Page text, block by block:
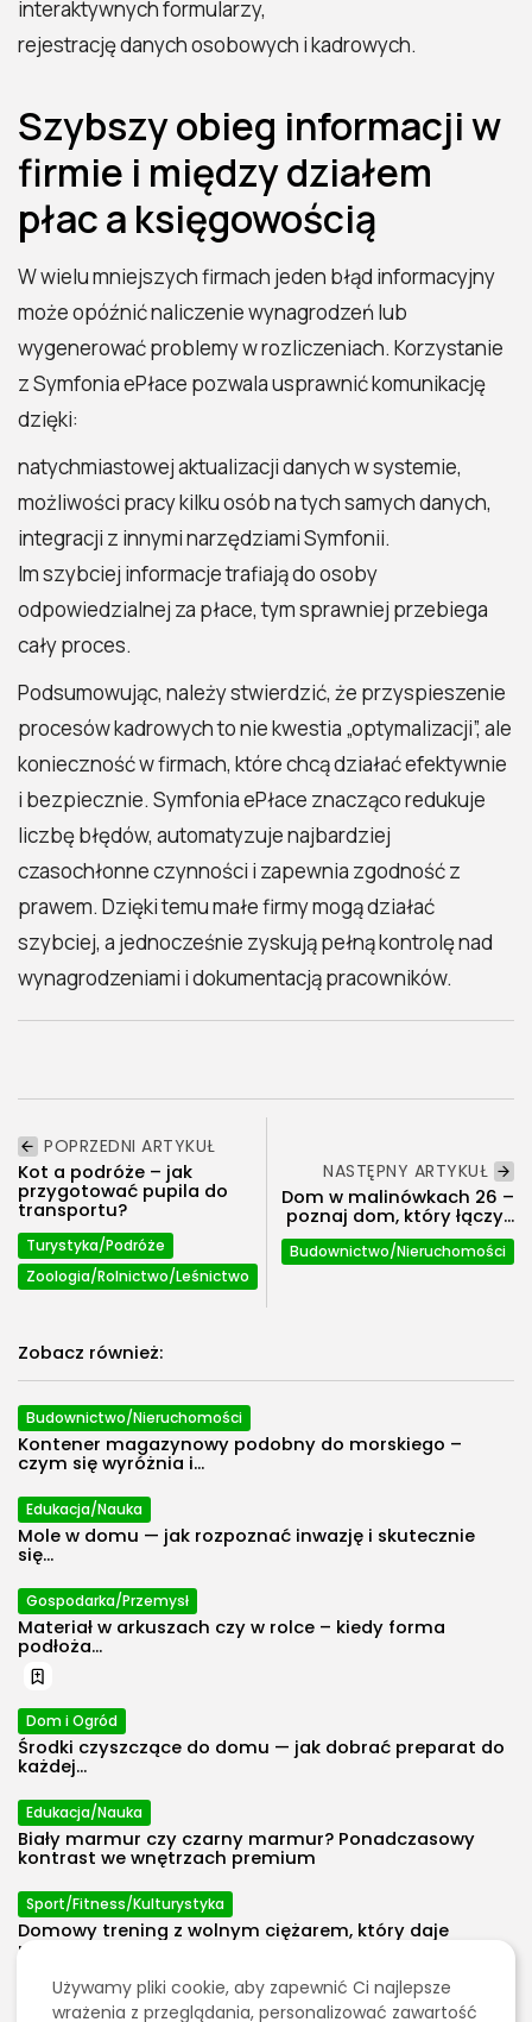
2026 Polecosystem - Wszelkie prawa
zastrzeżone. Treści zawarte na stronie
interaktywnych formularzy,
rejestrację danych osobowych i kadrowych.
Szybszy obieg informacji w
firmie i między działem
płac a księgowością
W wielu mniejszych firmach jeden błąd informacyjny
może opóźnić naliczenie wynagrodzeń lub
wygenerować problemy w rozliczeniach. Korzystanie
z Symfonia ePłace pozwala usprawnić komunikację
dzięki:
natychmiastowej aktualizacji danych w systemie,
możliwości pracy kilku osób na tych samych danych,
integracji z innymi narzędziami Symfonii.
Im szybciej informacje trafiają do osoby
odpowiedzialnej za płace, tym sprawniej przebiega
cały proces.
Podsumowując, należy stwierdzić, że przyspieszenie
procesów kadrowych to nie kwestia „optymalizacji”, ale
konieczność w firmach, które chcą działać efektywnie
i bezpiecznie. Symfonia ePłace znacząco redukuje
liczbę błędów, automatyzuje najbardziej
czasochłonne czynności i zapewnia zgodność z
prawem. Dzięki temu małe firmy mogą działać
szybciej, a jednocześnie zyskują pełną kontrolę nad
wynagrodzeniami i dokumentacją pracowników.
POPRZEDNI ARTYKUŁ
Kot a podróże – jak
przygotować pupila do
transportu?
Turystyka/Podróże
Zoologia/Rolnictwo/Leśnictwo
NASTĘPNY ARTYKUŁ
Dom w malinówkach 26 –
poznaj dom, który łączy...
Budownictwo/Nieruchomości
Zobacz również:
Budownictwo/Nieruchomości
Kontener magazynowy podobny do morskiego –
czym się wyróżnia i...
Edukacja/Nauka
Mole w domu — jak rozpoznać inwazję i skutecznie
się...
Gospodarka/Przemysł
Materiał w arkuszach czy w rolce – kiedy forma
podłoża...
Dom i Ogród
Środki czyszczące do domu — jak dobrać preparat do
każdej...
Edukacja/Nauka
Biały marmur czy czarny marmur? Ponadczasowy
kontrast we wnętrzach premium
Sport/Fitness/Kulturystyka
Domowy trening z wolnym ciężarem, który daje
progres bez przeładowania...
Energetyka
Używamy pliki cookie, aby zapewnić Ci najlepsze
wrażenia z przeglądania, personalizować zawartość